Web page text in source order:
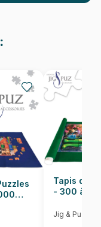
Adultes (500 à
en France
Tapis de
- 300 à
Jig & Puz